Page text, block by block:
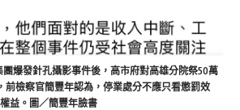
爆發針孔攝影事件後，高市府對高雄分院祭50萬
前檢察官簡豐年認為，停業處分不應只看懲罰效
益。圖／簡豐年臉書